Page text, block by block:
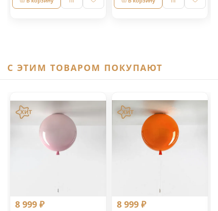
C ЭТИМ ТОВАРОМ ПОКУПАЮТ
8 999 ₽ 8 999 ₽